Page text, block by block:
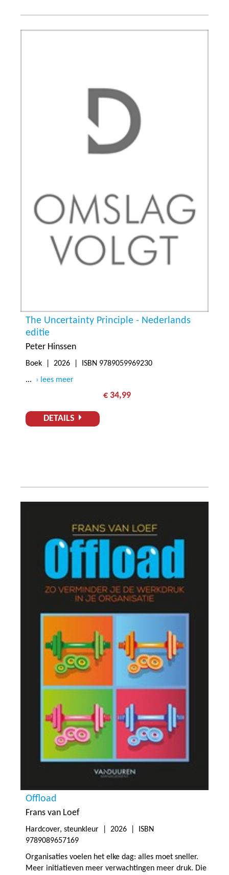
The Uncertainty Principle - Nederlands
editie
Peter Hinssen
Boek | 2026 | ISBN 9789059969230
...
lees meer
€ 34,99
DETAILS
Offload
Frans van Loef
Hardcover, steunkleur | 2026 | ISBN
9789089657169
Organisaties voelen het elke dag: alles moet sneller.
Meer initiatieven meer verwachtingen meer druk. Die